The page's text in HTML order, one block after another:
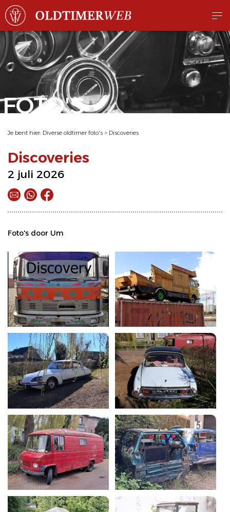
FOTO'S
Je bent hier: Diverse oldtimer foto's > Discoveries
Discoveries
2 juli 2026
Foto's door Um